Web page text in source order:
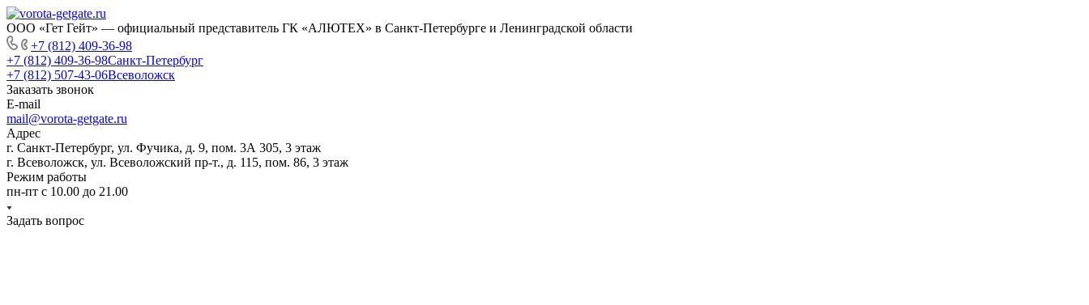
ООО «Гет Гейт» — официальный представитель ГК «АЛЮТЕХ» в Санкт-Петербурге и Ленинградской области
+7 (812) 409-36-98
+7 (812) 409-36-98Санкт-Петербург
+7 (812) 507-43-06Всеволожск
Заказать звонок
E-mail
mail@vorota-getgate.ru
Адрес
г. Санкт-Петербург, ул. Фучика, д. 9, пом. 3А 305, 3 этаж
г. Всеволожск, ул. Всеволожский пр-т., д. 115, пом. 86, 3 этаж
Режим работы
пн-пт c 10.00 до 21.00
Задать вопрос